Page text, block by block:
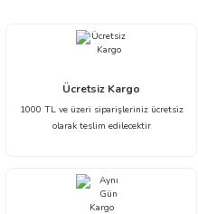
Ücretsiz Kargo
1000 TL ve üzeri siparişleriniz ücretsiz
olarak teslim edilecektir